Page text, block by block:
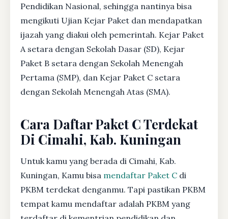
Pendidikan Nasional, sehingga nantinya bisa
mengikuti Ujian Kejar Paket dan mendapatkan
ijazah yang diakui oleh pemerintah. Kejar Paket
A setara dengan Sekolah Dasar (SD), Kejar
Paket B setara dengan Sekolah Menengah
Pertama (SMP), dan Kejar Paket C setara
dengan Sekolah Menengah Atas (SMA).
Cara Daftar Paket C Terdekat
Di Cimahi, Kab. Kuningan
Untuk kamu yang berada di Cimahi, Kab.
Kuningan, Kamu bisa mendaftar Paket C di
PKBM terdekat denganmu. Tapi pastikan PKBM
tempat kamu mendaftar adalah PKBM yang